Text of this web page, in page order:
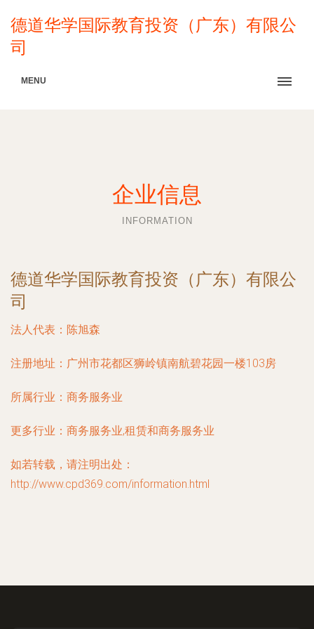
德道华学国际教育投资（广东）有限公
司
MENU
企业信息
INFORMATION
德道华学国际教育投资（广东）有限公
司
法人代表： 陈旭森
注册地址： 广州市花都区狮岭镇南航碧花园一楼103房
所属行业： 商务服务业
更多行业： 商务服务业,租赁和商务服务业
如若转载，请注明出处：
http://www.cpd369.com/information.html